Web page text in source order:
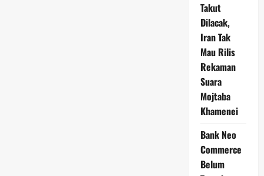
Takut
Dilacak,
Iran Tak
Mau Rilis
Rekaman
Suara
Mojtaba
Khamenei
Bank Neo
Commerce
Belum